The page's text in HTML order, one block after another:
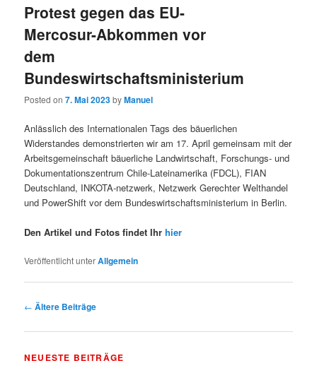
Protest gegen das EU-
Mercosur-Abkommen vor
dem
Bundeswirtschaftsministerium
Posted on7. Mai 2023byManuel
Anlässlich des Internationalen Tags des bäuerlichen
Widerstandes demonstrierten wir am 17. April gemeinsam mit der
Arbeitsgemeinschaft bäuerliche Landwirtschaft, Forschungs- und
Dokumentationszentrum Chile-Lateinamerika (FDCL), FIAN
Deutschland, INKOTA-netzwerk, Netzwerk Gerechter Welthandel
und PowerShift vor dem Bundeswirtschaftsministerium in Berlin.
Den Artikel und Fotos findet Ihrhier
Veröffentlicht unterAllgemein
Beitrags-Navigation
← Ältere Beiträge
NEUESTE BEITRÄGE